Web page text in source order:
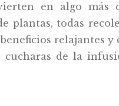
en algo más
plantas, todas
relajantes y
cucharas de la